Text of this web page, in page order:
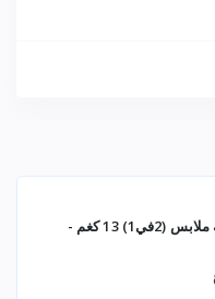
غسالة و مجففة ملابس (2في1) 13 كغم -